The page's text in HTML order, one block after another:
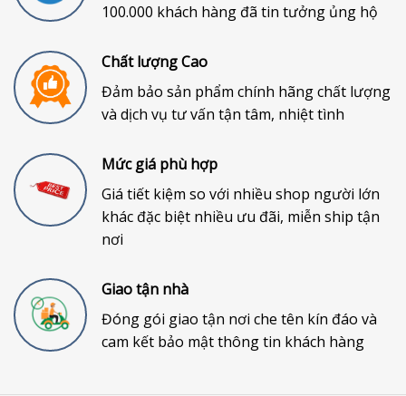
100.000 khách hàng đã tin tưởng ủng hộ
Chất lượng Cao
Đảm bảo sản phẩm chính hãng chất lượng
và dịch vụ tư vấn tận tâm, nhiệt tình
Mức giá phù hợp
Giá tiết kiệm so với nhiều shop người lớn
khác đặc biệt nhiều ưu đãi, miễn ship tận
nơi
Giao tận nhà
Đóng gói giao tận nơi che tên kín đáo và
cam kết bảo mật thông tin khách hàng